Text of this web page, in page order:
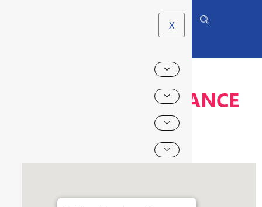
X
RELAIS PETITE ENFANCE